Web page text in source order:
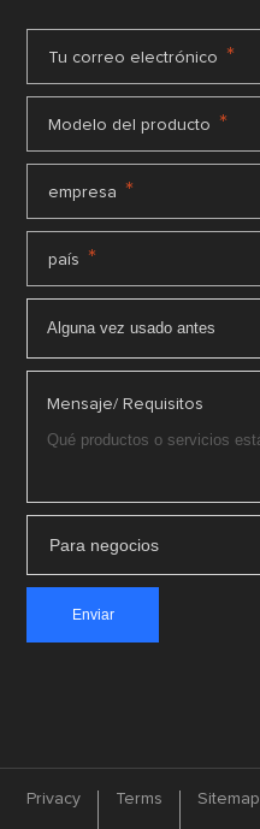
Tu correo electrónico *
Modelo del producto *
empresa *
país *
Mensaje/ Requisitos
Para negocios
Privacy Terms Sitemap